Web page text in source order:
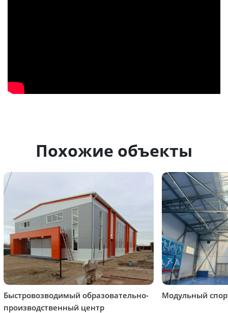
Похожие объекты
Быстровозводимый образовательно-
производственный центр
Модульный